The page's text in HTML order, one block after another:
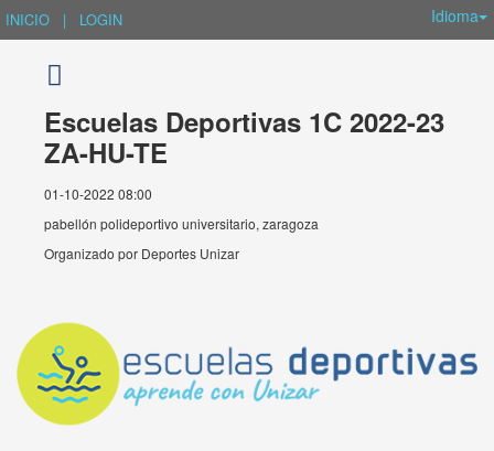
INICIO | LOGIN Idioma
Escuelas Deportivas 1C 2022-23
ZA-HU-TE
01-10-2022 08:00
pabellón polideportivo universitario, zaragoza
Organizado por Deportes Unizar